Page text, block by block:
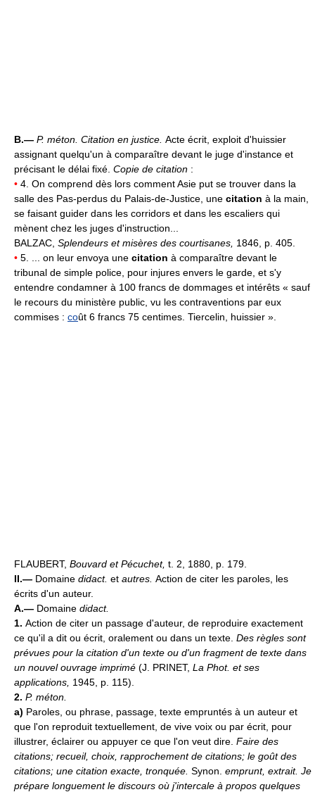
B.— P. méton. Citation en justice. Acte écrit, exploit d'huissier
assignant quelqu'un à comparaître devant le juge d'instance et
précisant le délai fixé. Copie de citation :
• 4. On comprend dès lors comment Asie put se trouver dans la
salle des Pas-perdus du Palais-de-Justice, une citation à la main,
se faisant guider dans les corridors et dans les escaliers qui
mènent chez les juges d'instruction...
BALZAC, Splendeurs et misères des courtisanes, 1846, p. 405.
• 5. ... on leur envoya une citation à comparaître devant le
tribunal de simple police, pour injures envers le garde, et s'y
entendre condamner à 100 francs de dommages et intérêts « sauf
le recours du ministère public, vu les contraventions par eux
commises : coût 6 francs 75 centimes. Tiercelin, huissier ».
FLAUBERT, Bouvard et Pécuchet, t. 2, 1880, p. 179.
II.— Domaine didact. et autres. Action de citer les paroles, les
écrits d'un auteur.
A.— Domaine didact.
1. Action de citer un passage d'auteur, de reproduire exactement
ce qu'il a dit ou écrit, oralement ou dans un texte. Des règles sont
prévues pour la citation d'un texte ou d'un fragment de texte dans
un nouvel ouvrage imprimé (J. PRINET, La Phot. et ses
applications, 1945, p. 115).
2. P. méton.
a) Paroles, ou phrase, passage, texte empruntés à un auteur et
que l'on reproduit textuellement, de vive voix ou par écrit, pour
illustrer, éclairer ou appuyer ce que l'on veut dire. Faire des
citations; recueil, choix, rapprochement de citations; le goût des
citations; une citation exacte, tronquée. Synon. emprunt, extrait. Je
prépare longuement le discours où j'intercale à propos quelques